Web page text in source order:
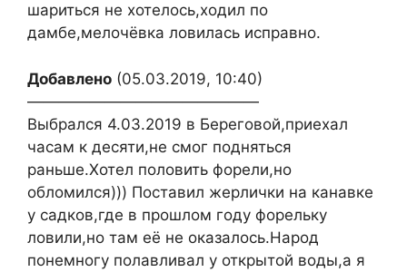
шариться не хотелось,ходил по
дамбе,мелочёвка ловилась исправно.
Добавлено (05.03.2019, 10:40)
———————————————
Выбрался 4.03.2019 в Береговой,приехал
часам к десяти,не смог подняться
раньше.Хотел половить форели,но
обломился))) Поставил жерлички на канавке
у садков,где в прошлом году форельку
ловили,но там её не оказалось.Народ
понемногу полавливал у открытой воды,а я